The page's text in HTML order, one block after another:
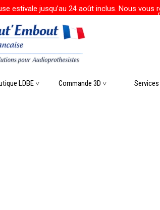
estivale jusqu’au 24 août inclus. Nous
Sauter le menu
▼LDBE ˅ ▼
Commande 3D ˅ ▼